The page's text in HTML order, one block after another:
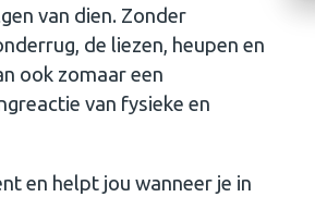
van dien. Zonder
de liezen, heupen en
ook zomaar een
van fysieke en
en helpt jou wanneer je in